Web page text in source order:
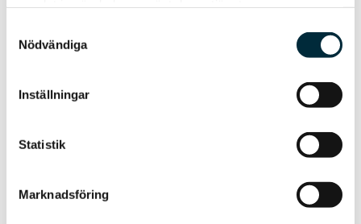
Nödvändiga
Inställningar
Statistik
Marknadsföring
gjort det),senast 17 aprilom du vill
Om oss
Vätgas Sverige är en plattform för att driva
våra medlemmar sprider vi kunskap,
Lhyfe producerar och levererar förnybar